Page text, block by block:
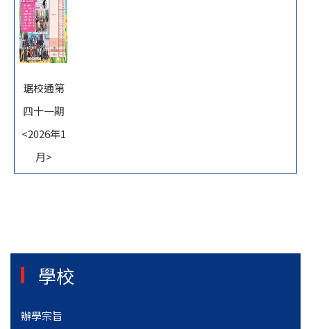
琚校通第
四十一期
<2026年1
月>
學校
辦學宗旨